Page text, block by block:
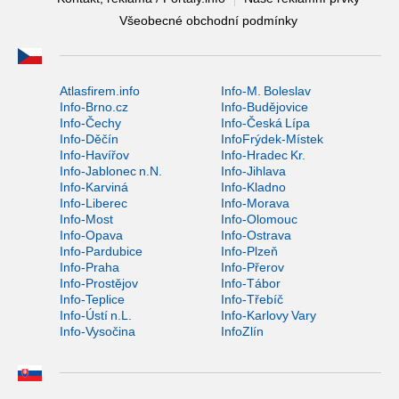
Všeobecné obchodní podmínky
Atlasfirem.info
Info-M. Boleslav
Info-Brno.cz
Info-Budějovice
Info-Čechy
Info-Česká Lípa
Info-Děčín
InfoFrýdek-Místek
Info-Havířov
Info-Hradec Kr.
Info-Jablonec n.N.
Info-Jihlava
Info-Karviná
Info-Kladno
Info-Liberec
Info-Morava
Info-Most
Info-Olomouc
Info-Opava
Info-Ostrava
Info-Pardubice
Info-Plzeň
Info-Praha
Info-Přerov
Info-Prostějov
Info-Tábor
Info-Teplice
Info-Třebíč
Info-Ústí n.L.
Info-Karlovy Vary
Info-Vysočina
InfoZlín